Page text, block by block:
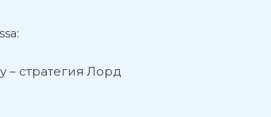
– стратегия Лорд